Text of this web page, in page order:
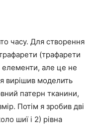
часу. Для створення
(трафарети
елементи, але це не
вирішив моделить
патерн тканини,
Потім я зробив дві
шиї і 2) рівна